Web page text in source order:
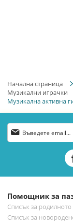
Начална страница
Музикални играчки
Музикална активна
Абонирай
се
бюлетин:
Помощник за
Списък за родилното
Списък за